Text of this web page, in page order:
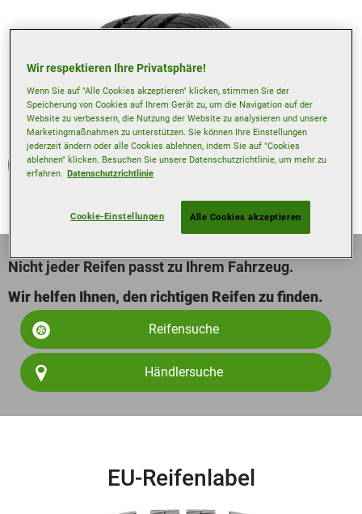
Sommerreifen
Nicht jeder Reifen passt zu Ihrem Fahrzeug.
Wir helfen Ihnen, den richtigen Reifen zu finden.
Reifensuche
Händlersuche
EU-Reifenlabel
Wir respektieren Ihre Privatsphäre!
Wenn Sie auf "Alle Cookies akzeptieren" klicken, stimmen Sie der
Speicherung von Cookies auf Ihrem Gerät zu, um die Navigation auf der
Website zu verbessern, die Nutzung der Website zu analysieren und unsere
Marketingmaßnahmen zu unterstützen. Sie können Ihre Einstellungen
jederzeit ändern oder alle Cookies ablehnen, indem Sie auf "Cookies
ablehnen" klicken. Besuchen Sie unsere Datenschutzrichtlinie, um mehr zu
erfahren. Datenschutzrichtlinie
Cookie-Einstellungen Alle Cookies akzeptieren